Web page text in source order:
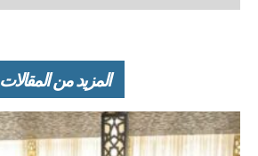
المزيد من المقالات